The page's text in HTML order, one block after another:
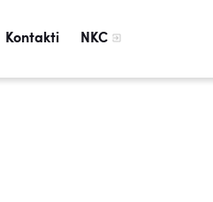
Kontakti NKC